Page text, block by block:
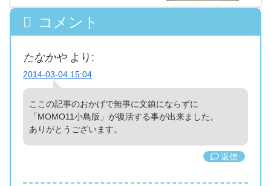
コメント
たなかや より:
2014-03-04 15:04
ここの記事のおかげで無事に文鎮にならずに
「MOMO11小鳥版」が復活する事が出来ました。
ありがとうございます。
返信